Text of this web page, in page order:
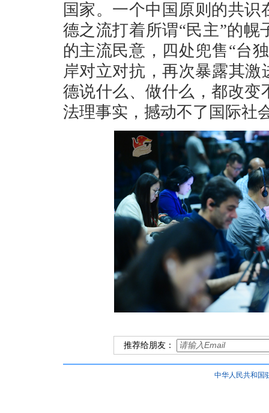
国家。一个中国原则的共
德之流打着所谓“民主”的
的主流民意，四处兜售“台
岸对立对抗，再次暴露其
德说什么、做什么，都改
法理事实，撼动不了国际社
推荐给朋友：
中华人民共和国